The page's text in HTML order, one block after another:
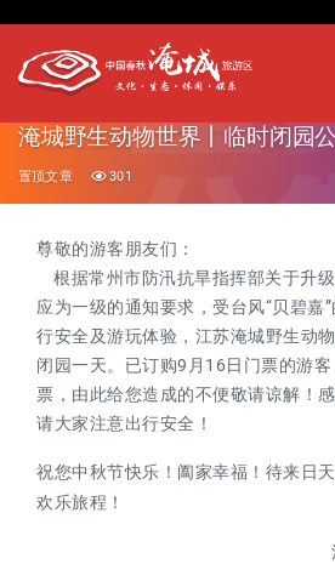
淹城野生动物世界丨临时闭园
置顶文章 301
尊敬的游客朋友们：
根据常州市防汛抗旱指挥部关于升
应为一级的通知要求，受台风“贝碧嘉
行安全及游玩体验，江苏淹城野生动
闭园一天。已订购9月16日门票的游
票，由此给您造成的不便敬请谅解！
请大家注意出行安全！
祝您中秋节快乐！阖家幸福！待来日
欢乐旅程！